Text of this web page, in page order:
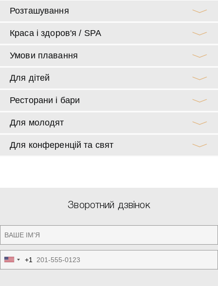
Розташування
Краса і здоров'я / SPA
Умови плавання
Для дітей
Ресторани і бари
Для молодят
Для конференцій та свят
Зворотний дзвінок
United
States
+1